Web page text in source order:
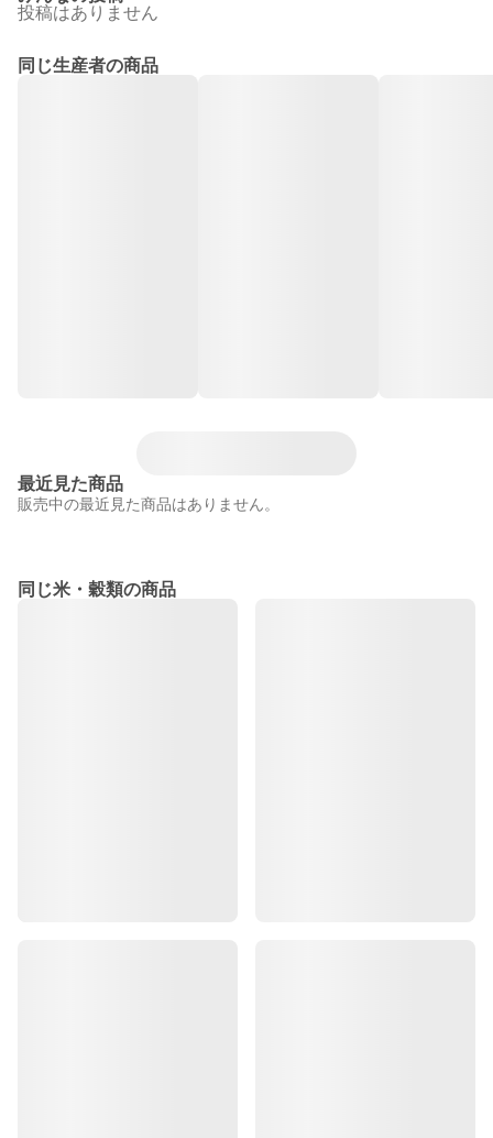
投稿はありません
同じ生産者の商品
最近見た商品
販売中の最近見た商品はありません。
同じ米・穀類の商品